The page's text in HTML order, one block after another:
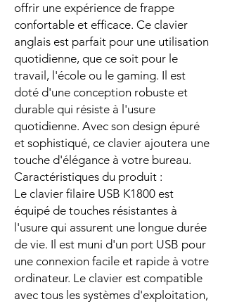
offrir une expérience de frappe
confortable et efficace. Ce clavier
anglais est parfait pour une utilisation
quotidienne, que ce soit pour le
travail, l'école ou le gaming. Il est
doté d'une conception robuste et
durable qui résiste à l'usure
quotidienne. Avec son design épuré
et sophistiqué, ce clavier ajoutera une
touche d'élégance à votre bureau.
Caractéristiques du produit :
Le clavier filaire USB K1800 est
équipé de touches résistantes à
l'usure qui assurent une longue durée
de vie. Il est muni d'un port USB pour
une connexion facile et rapide à votre
ordinateur. Le clavier est compatible
avec tous les systèmes d'exploitation,